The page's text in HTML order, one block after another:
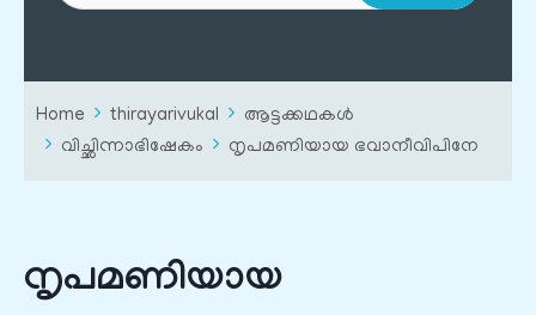
Home thirayarivukal
ആട്ടക്കഥകൾ
വിച്ഛിന്നാഭിഷേകം
നൃപമണിയായ ഭവാനീവിപിനേ
നൃപമണിയായ